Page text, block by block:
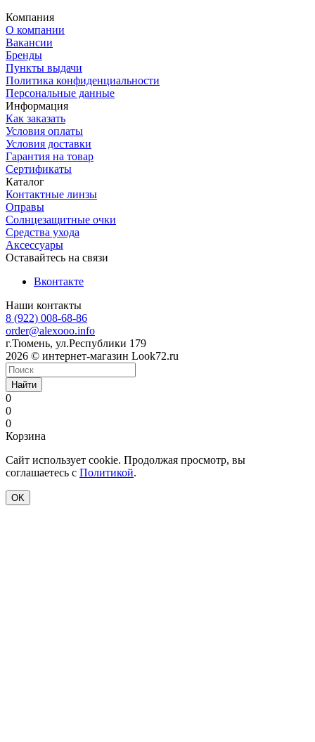
Компания
О компании
Вакансии
Бренды
Пункты выдачи
Политика конфиденциальности
Персональные данные
Информация
Как заказать
Условия оплаты
Условия доставки
Гарантия на товар
Сертификаты
Каталог
Контактные линзы
Оправы
Солнцезащитные очки
Средства ухода
Аксессуары
Оставайтесь на связи
Вконтакте
Наши контакты
8 (922) 008-68-86
order@alexooo.info
г.Тюмень, ул.Республики 179
2026 © интернет-магазин Look72.ru
Найти
0
0
0
Корзина
Сайт использует cookie. Продолжая просмотр, вы
соглашаетесь с Политикой.
OK